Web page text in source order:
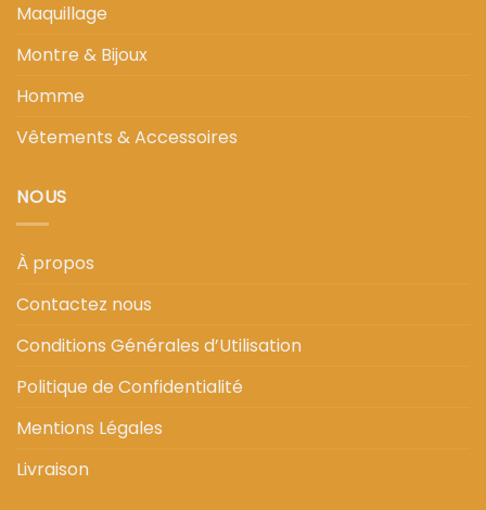
Maquillage
Montre & Bijoux
Homme
Vêtements & Accessoires
NOUS
À propos
Contactez nous
Conditions Générales d’Utilisation
Politique de Confidentialité
Mentions Légales
Livraison